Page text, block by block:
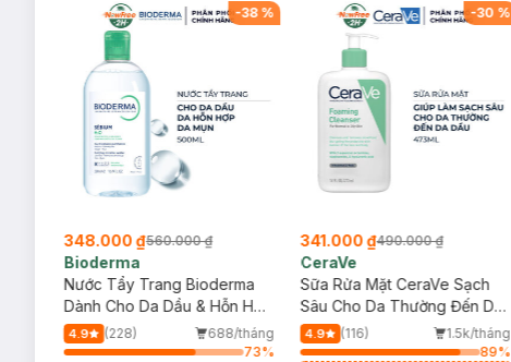
-38%
348.000 ₫560.000 ₫
Bioderma
Nước Tẩy Trang Bioderma
Dành Cho Da Dầu & Hỗn Hợp
500ml
4.9 (228)
688/tháng
73%
-30 %
341.000 ₫490.000 ₫
CeraVe
Sữa Rửa Mặt CeraVe Sạch
Sâu Cho Da Thường Đến Da
Dầu 473ml
4.9 (116)
1.5k/tháng
89%